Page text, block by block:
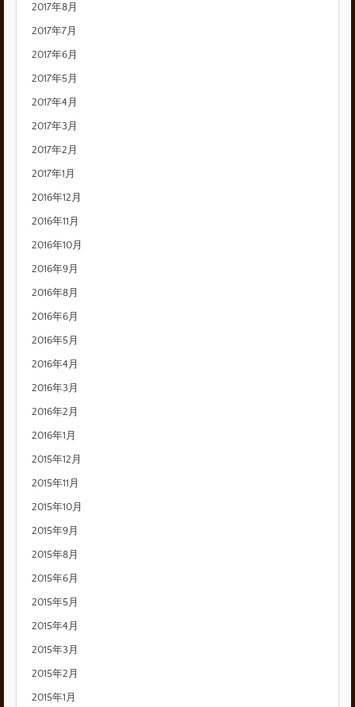
2017年8月
2017年7月
2017年6月
2017年5月
2017年4月
2017年3月
2017年2月
2017年1月
2016年12月
2016年11月
2016年10月
2016年9月
2016年8月
2016年6月
2016年5月
2016年4月
2016年3月
2016年2月
2016年1月
2015年12月
2015年11月
2015年10月
2015年9月
2015年8月
2015年6月
2015年5月
2015年4月
2015年3月
2015年2月
2015年1月